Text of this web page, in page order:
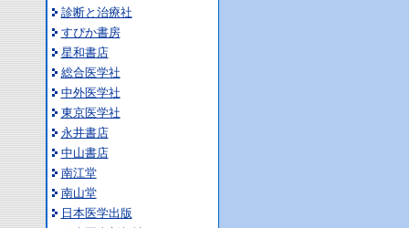
診断と治療社
すぴか書房
星和書店
総合医学社
中外医学社
東京医学社
永井書店
中山書店
南江堂
南山堂
日本医学出版